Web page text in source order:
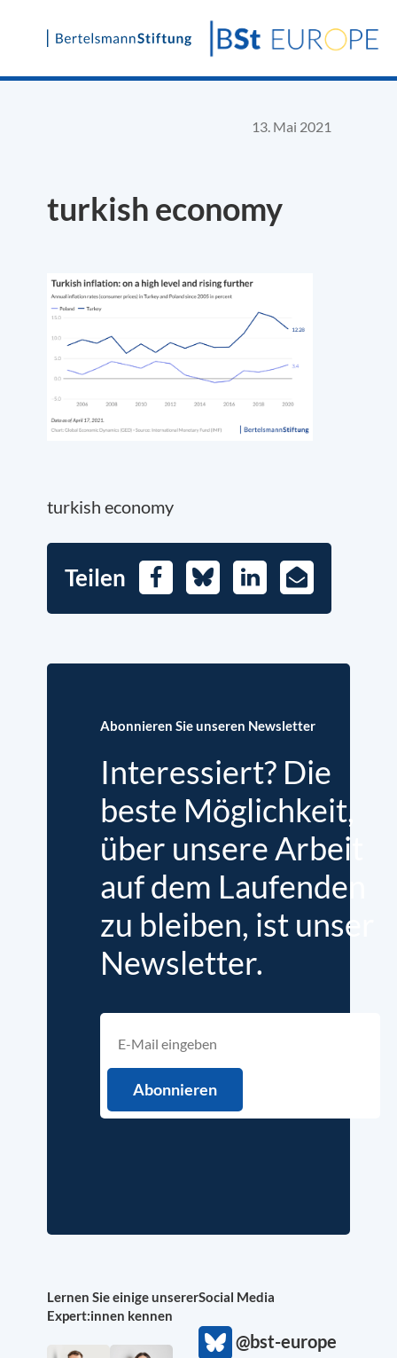
Skip
13. Mai 2021
turkish economy
turkish economy
Teilen FacebookBlueskyLinkedIn
E-
Mail
Abonnieren Sie unseren Newsletter
Interessiert? Die
beste Möglichkeit,
über unsere Arbeit
auf dem Laufenden
zu bleiben, ist unser
Newsletter.
Lernen Sie einige unserer
Expert:innen kennen
Social Media
@bst-europe